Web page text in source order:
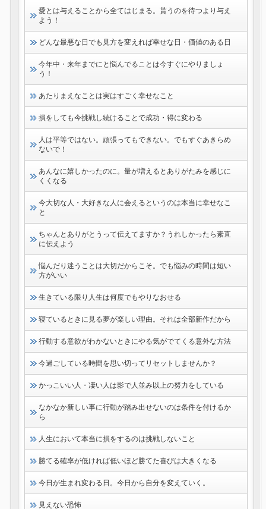
愛とは与えることから全てはじまる。貰うのを待つより与え
よう！
どんな最悪な日でも見方を変えれば幸せな日・価値のある日
今年中・来年までにと悩んでることは今すぐにやりましょ
う！
あたりまえなことは実はすごく幸せなこと
損をしても今挑戦し続けることで成功・得に変わる
人は平等ではない。頑張ってもできない。でもすぐあきらめ
ないで！
あんなに嬉しかったのに。量が増えるとありがたみを感じに
くくなる
今大切な人・大好きな人に会えるというのは本当に幸せなこ
と
ちゃんとありがとうって伝えてますか？うれしかったら素直
に伝えよう
悩んだり迷うことは大切だからこそ。でも悩みの時間は短い
方がいい
生きている限り人生は何度でもやりなおせる
寝ているときに見る夢が楽しい理由。それは全部新作だから
行動する意欲がわかないときにやる気がでてくる意外な方法
今過ごしている時間を思い切ってリセットしませんか？
かっこいい人・凄い人は影で人並み以上の努力をしている
なかなか新しい事に行動が踏み出せないのは条件を付けるか
ら
人生において本当に損をするのは挑戦しないこと
勝てる確率が低ければ低いほど勝てた喜びは大きくなる
今日が生まれ変わる日。今日から自分を変えていく。
見えない恐怖